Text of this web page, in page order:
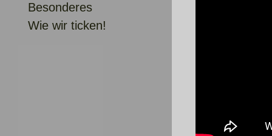
Besonderes
Wie wir ticken!